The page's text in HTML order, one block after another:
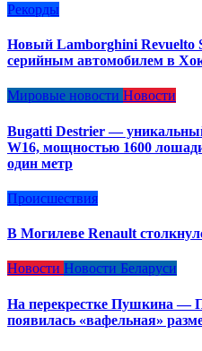
Рекорды
Новый Lamborghini
серийным автомобилем в
Мировые новости Новости
Bugatti Destrier —
W16, мощностью 1600
один метр
Происшествия
В Могилеве Renault
Новости Новости Беларуси
На перекрестке Пушкина —
появилась «вафельная»